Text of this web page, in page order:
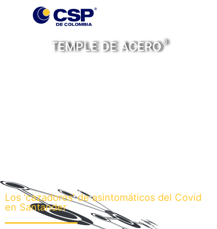
TEMPLE DE ACERO®
Los ‘cazadores’ de asintomáticos del Covid
en Santander